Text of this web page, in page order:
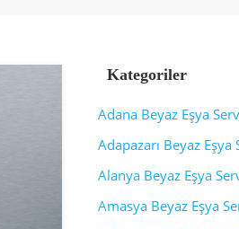
Kategoriler
Adana Beyaz Eşya
Adapazarı Beyaz Eşya
Alanya Beyaz Eşya
Amasya Beyaz Eşya